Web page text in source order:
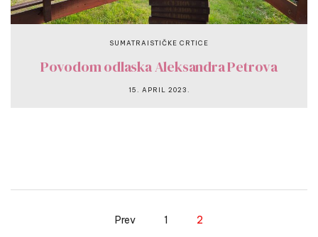
SUMATRAISTIČKE CRTICE
Povodom odlaska Aleksandra Petrova
15. APRIL 2023.
Prev 1 2